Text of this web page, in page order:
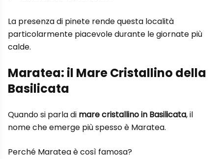
La presenza di pinete rende questa località
particolarmente piacevole durante le giornate più
calde.
Maratea: il Mare Cristallino della
Basilicata
Quando si parla di mare cristallino in Basilicata, il
nome che emerge più spesso è Maratea.
Perché Maratea è così famosa?